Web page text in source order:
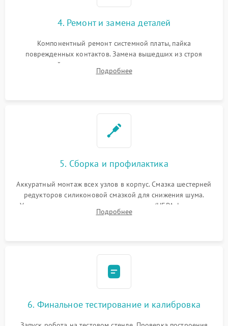
4. Ремонт и замена деталей
Компонентный ремонт системной платы, пайка
поврежденных контактов. Замена вышедших из строя
двигателей, изношенного аккумулятора, неисправного
лидара или помпы подачи воды. Восстановление шлейфов и
Подробнее
5. Сборка и профилактика
Аккуратный монтаж всех узлов в корпус. Смазка шестерней
редукторов силиконовой смазкой для снижения шума.
Установка новых расходных материалов (HEPA-фильтров,
микрофибры, щеток). Надежная фиксация разъемов и
Подробнее
6. Финальное тестирование и калибровка